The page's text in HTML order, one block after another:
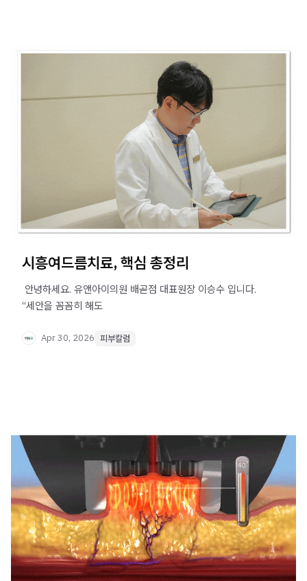
시흥여드름치료, 핵심 총정리
​ 안녕하세요. 유앤아이의원 배곧점 대표원장 이승수 입니다. ​ ​
“세안을 꼼꼼히 해도
Apr 30, 2026 피부칼럼